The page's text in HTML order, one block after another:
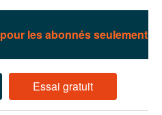
pour les abonnés seulement
Essai gratuit